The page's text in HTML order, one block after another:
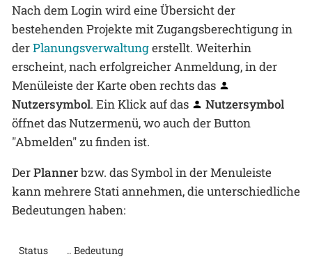
Nach dem Login wird eine Übersicht der
bestehenden Projekte mit Zugangsberechtigung in
derPlanungsverwaltungerstellt. Weiterhin
erscheint, nach erfolgreicher Anmeldung, in der
Menüleiste der Karte oben rechts das
Nutzersymbol. Ein Klick auf das
Nutzersymbol
öffnet das Nutzermenü, wo auch der Button
"Abmelden" zu finden ist.
DerPlannerbzw. das Symbol in der Menuleiste
kann mehrere Stati annehmen, die unterschiedliche
Bedeutungen haben:
Status .. Bedeutung